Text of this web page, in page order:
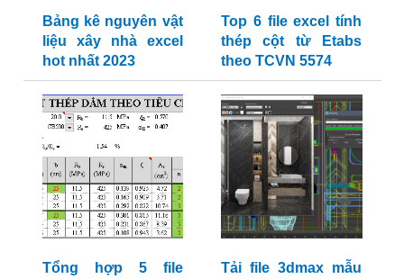
Bảng kê nguyên vật
liệu xây nhà excel
hot nhất 2023
Top 6 file excel tính
thép cột từ Etabs
theo TCVN 5574
Tổng hợp 5 file
Tải file 3dmax mẫu